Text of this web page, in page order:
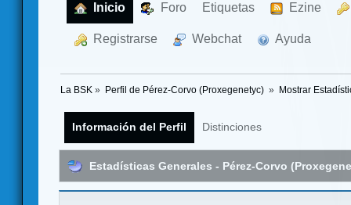
Inicio Foro Etiquetas Ezine
Registrarse Webchat Ayuda
La BSK » Perfil de Pérez-Corvo (Proxegenetyc) » Mostrar
Información del Perfil Distinciones
Estadísticas Generales - Pérez-Corvo